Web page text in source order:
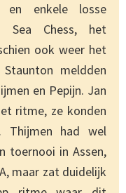
en enkele losse
Sea Chess, het
ook weer het
meldden
en Pepijn. Jan
ritme, ze konden
Thijmen had wel
toernooi in Assen,
maar zat duidelijk